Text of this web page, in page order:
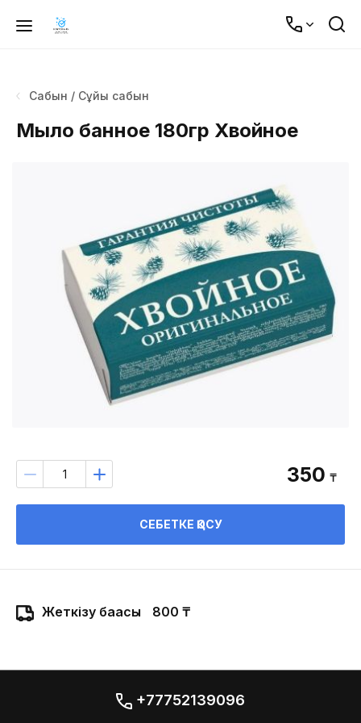
Сабын / Сұйық сабын
Мыло банное 180гр Хвойное
350 ₸
СЕБЕТКЕ ҚОСУ
Жеткізу бағасы 800 ₸
+77752139096